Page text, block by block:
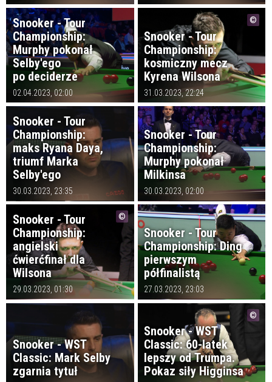
Snooker - Tour
Championship:
Murphy pokonał
Selby'ego
po deciderze
02.04.2023, 02:00
Snooker - Tour
Championship:
kosmiczny mecz
Kyrena Wilsona
31.03.2023, 22:24
Snooker - Tour
Championship:
maks Ryana Daya,
triumf Marka
Selby'ego
30.03.2023, 23:35
Snooker - Tour
Championship:
Murphy pokonał
Milkinsa
30.03.2023, 02:00
Snooker - Tour
Championship:
angielski
ćwierćfinał dla
Wilsona
29.03.2023, 01:30
Snooker - Tour
Championship: Ding
pierwszym
półfinalistą
27.03.2023, 23:03
Snooker - WST
Classic: Mark Selby
zgarnia tytuł
Snooker - WST
Classic: 60-latek
lepszy od Trumpa.
Pokaz siły Higginsa